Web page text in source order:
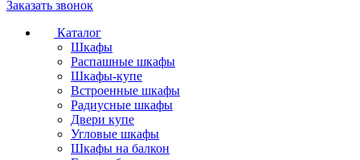
Заказать звонок
Каталог
Шкафы
Распашные шкафы
Шкафы-купе
Встроенные шкафы
Радиусные шкафы
Двери купе
Угловые шкафы
Шкафы на балкон